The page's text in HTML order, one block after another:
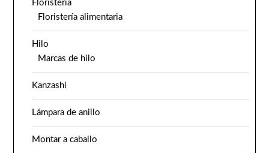
Floristería
Floristería alimentaria
Hilo
Marcas de hilo
Kanzashi
Lámpara de anillo
Montar a caballo